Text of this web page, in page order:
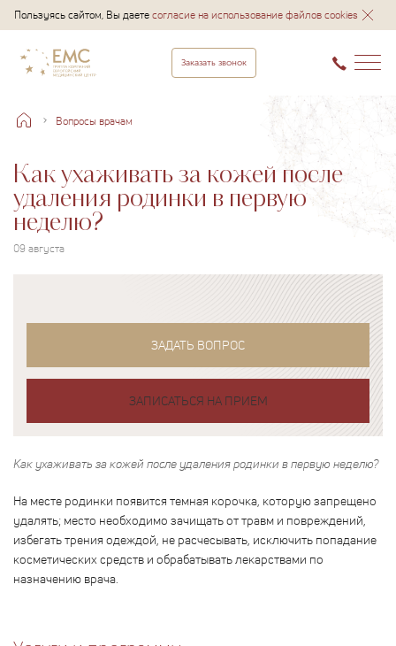
Пользуясь сайтом, Вы даетесогласие на использование файлов cookies
Заказать звонок
Вопросы врачам
Как ухаживать за кожей после
удаления родинки в первую
неделю?
09 августа
ЗАДАТЬ ВОПРОС
ЗАПИСАТЬСЯ НА ПРИЕМ
Как ухаживать за кожей после удаления родинки в первую неделю?
На месте родинки появится темная корочка, которую запрещено
удалять; место необходимо зачищать от травм и повреждений,
избегать трения одеждой, не расчесывать, исключить попадание
косметических средств и обрабатывать лекарствами по
назначению врача.